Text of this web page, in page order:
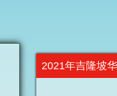
2021年吉隆坡